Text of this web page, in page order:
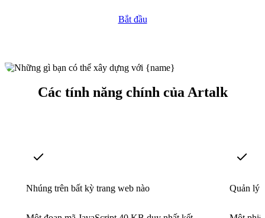
Bắt đầu
Các tính năng chính của Artalk
Nhúng trên bất kỳ trang web nào Quản lý